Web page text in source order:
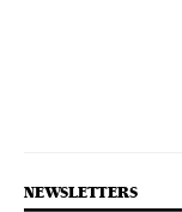
NEWSLETTERS